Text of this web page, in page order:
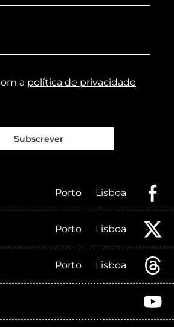
a política de privacidade
Subscrever
Porto Lisboa
Porto Lisboa
Porto Lisboa